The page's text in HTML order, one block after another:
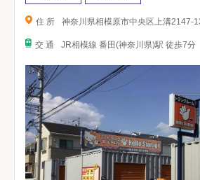
住 所 神奈川県相模原市中央区上溝2147-
交 通 JR相模線 番田(神奈川県)駅 徒歩7分